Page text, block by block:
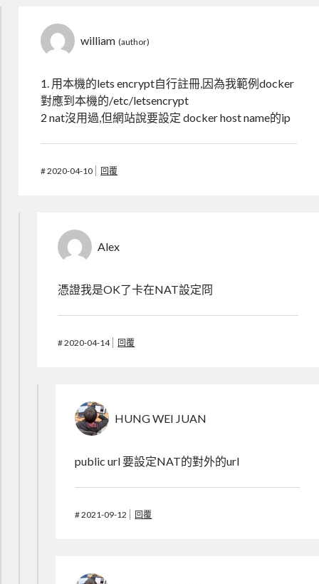
william
1. 用本機的lets encrypt自行註冊,因為我範例docker
對應到本機的/etc/letsencrypt
2 nat沒用過,但網站說要設定 docker host name的ip
#2020-04-10 回覆
Alex
憑證我是OK了卡在NAT設定冏
#2020-04-14 回覆
HUNG WEI JUAN
public url 要設定NAT的對外的url
#2021-09-12 回覆